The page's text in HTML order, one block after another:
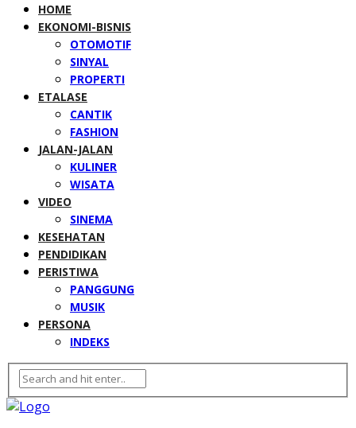
HOME
EKONOMI-BISNIS
OTOMOTIF
SINYAL
PROPERTI
ETALASE
CANTIK
FASHION
JALAN-JALAN
KULINER
WISATA
VIDEO
SINEMA
KESEHATAN
PENDIDIKAN
PERISTIWA
PANGGUNG
MUSIK
PERSONA
INDEKS